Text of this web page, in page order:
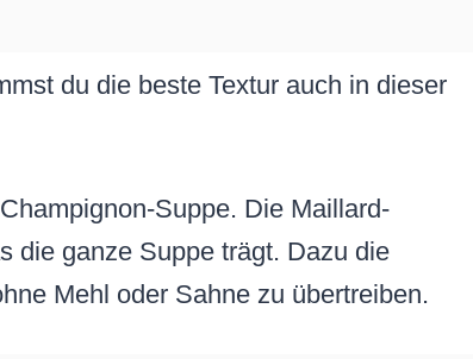
du die beste Textur auch in dieser
Suppe. Die Maillard-
die ganze Suppe trägt. Dazu die
Mehl oder Sahne zu übertreiben.